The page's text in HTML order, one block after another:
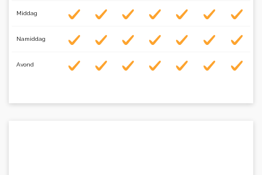
Middag
Namiddag
Avond